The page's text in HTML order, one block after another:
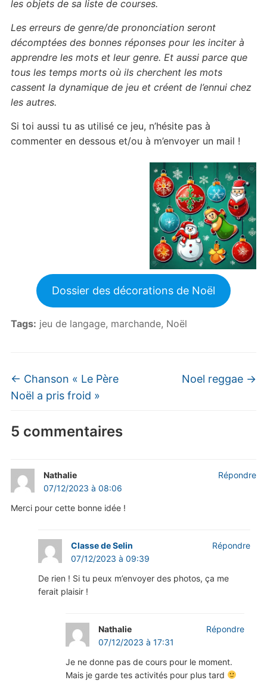
les objets de sa liste de courses.
Les erreurs de genre/de prononciation seront
décomptées des bonnes réponses pour les inciter à
apprendre les mots et leur genre. Et aussi parce que
tous les temps morts où ils cherchent les mots
cassent la dynamique de jeu et créent de l’ennui chez
les autres.
Si toi aussi tu as utilisé ce jeu, n’hésite pas à
commenter en dessous et/ou à m’envoyer un mail !
Dossier des décorations de Noël
Tags: jeu de langage, marchande, Noël
← Chanson « Le Père
Noël a pris froid »
Noel reggae →
5 commentaires
Nathalie
07/12/2023 à 08:06
Merci pour cette bonne idée !
Répondre
Classe de Selin
07/12/2023 à 09:39
De rien ! Si tu peux m’envoyer des photos, ça me
ferait plaisir !
Répondre
Nathalie
07/12/2023 à 17:31
Je ne donne pas de cours pour le moment.
Mais je garde tes activités pour plus tard
Répondre